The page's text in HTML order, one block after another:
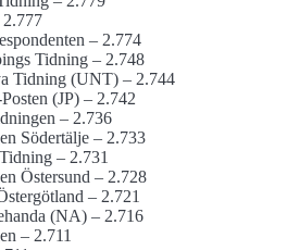
– 2.774
Tidning – 2.748
Tidning (UNT) – 2.744
(JP) – 2.742
– 2.736
Södertälje – 2.733
– 2.731
Östersund – 2.728
– 2.721
(NA) – 2.716
– 2.711